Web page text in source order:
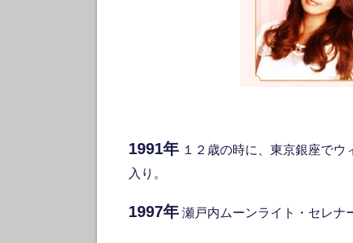
1991年 １２歳の時に、東京銀座で
入り。
1997年 瀬戸内ムーンライト・セレ